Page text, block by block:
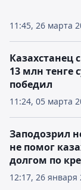
11:45, 26 марта
11:24, 05 марта
Казахстанец
13 млн тенге
победил
12:17, 26 января
Заподозрил
не помог
долгом по